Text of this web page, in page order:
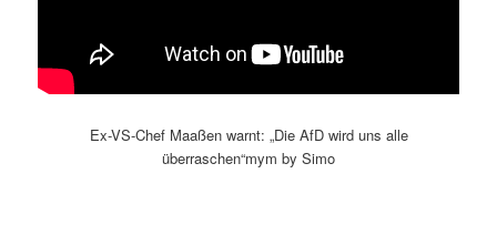
Ex-VS-Chef Maaßen warnt: „Die AfD wird uns alle
überraschen“mym by Simo